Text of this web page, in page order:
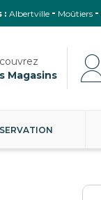
: Albertville Moûtiers
Magasins